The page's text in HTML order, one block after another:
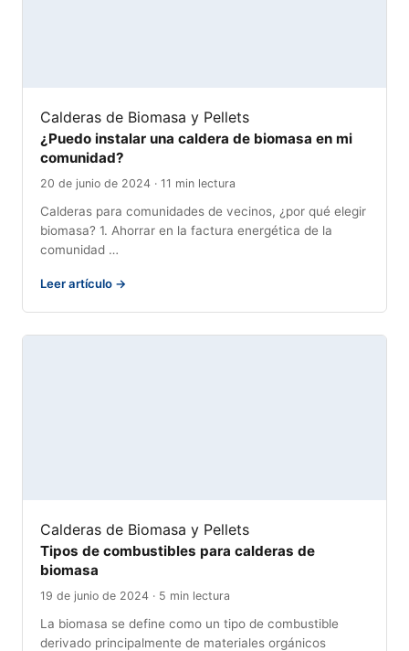
Calderas de Biomasa y Pellets
¿Puedo instalar una caldera de biomasa en mi
comunidad?
20 de junio de 2024 · 11 min lectura
Calderas para comunidades de vecinos, ¿por qué elegir
biomasa? 1. Ahorrar en la factura energética de la
comunidad …
Leer artículo →
Calderas de Biomasa y Pellets
Tipos de combustibles para calderas de
biomasa
19 de junio de 2024 · 5 min lectura
La biomasa se define como un tipo de combustible
derivado principalmente de materiales orgánicos